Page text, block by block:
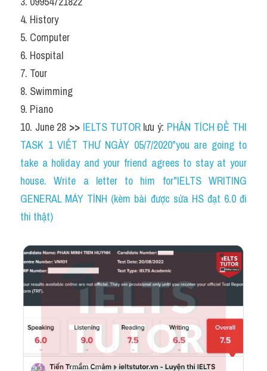
4. History
5. Computer
6. Hospital
7. Tour
8. Swimming
9. Piano
10. June 28 >> IELTS TUTOR lưu ý: PHÂN TÍCH ĐỀ THI
TASK 1 VIẾT THƯ NGÀY 05/7/2020"you are going to
take a holiday and your friend agrees to stay at your
house. Write a letter to him for"IELTS WRITING
GENERAL MÁY TÍNH (kèm bài được sửa HS đạt 6.0 đi
thi thật)